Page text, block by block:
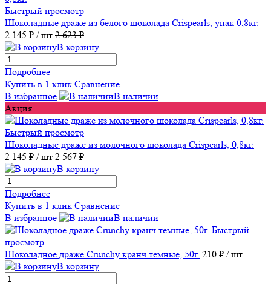
Быстрый просмотр
Шоколадные драже из белого шоколада Crispearls, упак 0,8кг.
2 145 ₽ / шт 2 623 ₽
В корзину
Подробнее
Купить в 1 клик Сравнение
В избранное
В наличии
Акция
Быстрый просмотр
Шоколадные драже из молочного шоколада Crispearls, 0,8кг.
2 145 ₽ / шт 2 567 ₽
В корзину
Подробнее
Купить в 1 клик Сравнение
В избранное
В наличии
Быстрый
просмотр
Шоколадное драже Crunchy кранч темные, 50г. 210 ₽ / шт
В корзину